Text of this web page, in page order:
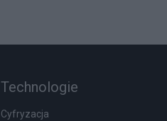
Technologie
Cyfryzacja